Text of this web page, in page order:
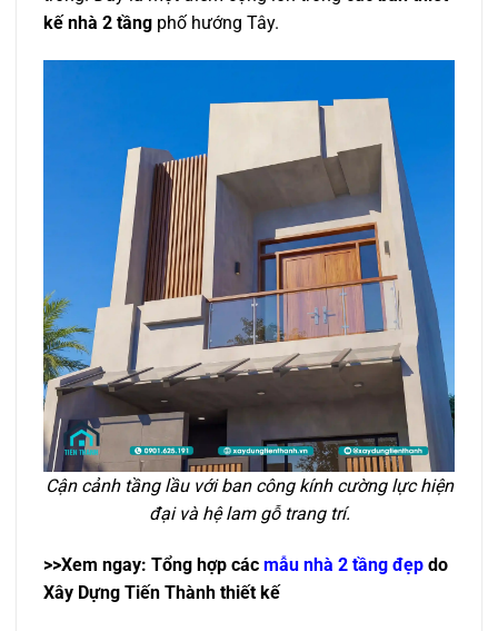
kế nhà 2 tầng phố hướng Tây.
Cận cảnh tầng lầu với ban công kính cường lực hiện
đại và hệ lam gỗ trang trí.
>>Xem ngay: Tổng hợp các mẫu nhà 2 tầng đẹp do
Xây Dựng Tiến Thành thiết kế